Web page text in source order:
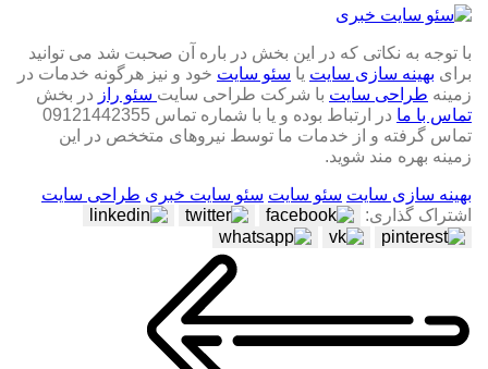
با توجه به نکاتی که در این بخش در باره آن صحبت شد می توانید
برای بهینه سازی سایت یا سئو سایت خود و نیز هرگونه خدمات در
زمینه طراحی سایت با شرکت طراحی سایت سئو راز در بخش
تماس با ما
در ارتباط بوده و یا با شماره تماس 09121442355
تماس گرفته و از خدمات ما توسط نیروهای متخخص در این
زمینه بهره مند شوید.
بهینه سازی سایت سئو سایت سئو سایت خبری طراحی سایت
اشتراک گذاری: